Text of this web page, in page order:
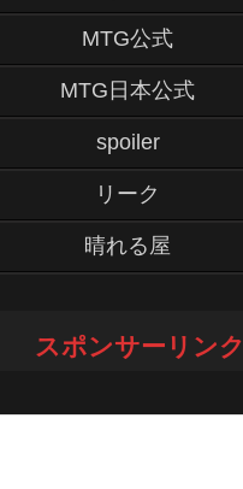
MTG公式
MTG日本公式
spoiler
リーク
晴れる屋
スポンサーリンク